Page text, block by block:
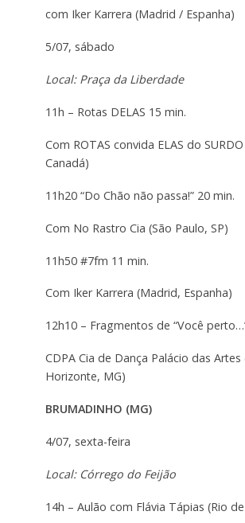
com Iker Karrera (Madrid / Espanha)
5/07, sábado
Local: Praça da Liberdade
11h – Rotas DELAS 15 min.
Com ROTAS convida ELAS do
Canadá)
11h20 “Do Chão não passa!” 20 min.
Com No Rastro Cia (São Paulo, SP)
11h50 #7fm 11 min.
Com Iker Karrera (Madrid, Espanha)
12h10 – Fragmentos de “Você
CDPA Cia de Dança Palácio das Artes
Horizonte, MG)
BRUMADINHO (MG)
4/07, sexta-feira
Local: Córrego do Feijão
14h – Aulão com Flávia Tápias (Rio de